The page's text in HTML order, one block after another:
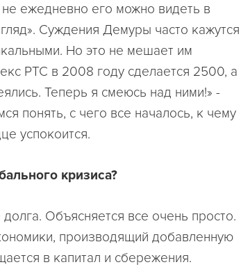
ежедневно его можно видеть в
Суждения Демуры часто кажутся
Но это не мешает им
РТС в 2008 году сделается 2500, а
Теперь я смеюсь над ними!» -
понять, с чего все началось, к чему
успокоится.
кризиса?
Объясняется все очень просто.
производящий добавленную
в капитал и сбережения.